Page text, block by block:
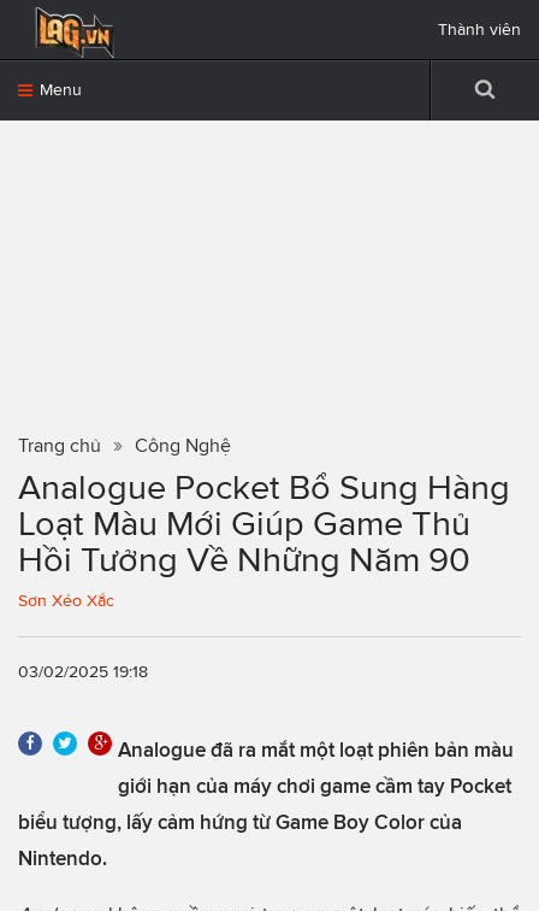
Menu
Thành viên
Trang chủ Công Nghệ
Analogue Pocket Bổ Sung Hàng
Loạt Màu Mới Giúp Game Thủ
Hồi Tưởng Về Những Năm 90
Sơn Xéo Xắc
03/02/2025 19:18
Analogue đã ra mắt một loạt phiên bản màu
giới hạn của máy chơi game cầm tay Pocket
biểu tượng, lấy cảm hứng từ Game Boy Color của
Nintendo.